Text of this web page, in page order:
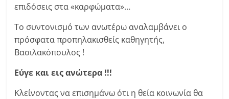
επιδόσεις στα «καρφώματα»…
Το συντονισμό των ανωτέρω αναλαμβάνει ο
πρόσφατα προπηλακισθείς καθηγητής,
Βασιλακόπουλος !
Εύγε και εις ανώτερα !!!
Κλείνοντας να επισημάνω ότι η θεία κοινωνία θα